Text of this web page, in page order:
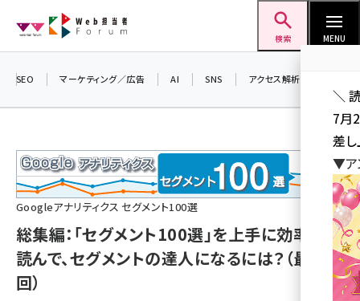
ン
検索 MENU
seo (3523)
ai (2804)
youtube (2429)
note (2312)
SEO マーケティング／広告 AI SNS アクセス解析／データ分析
Googleアナリティクス セグメント100選
総集編：「セグメント100選」を上手に効率よく
読んで、セグメントの達人になるには？（最終
回）
＼
7月
差し
▼ア